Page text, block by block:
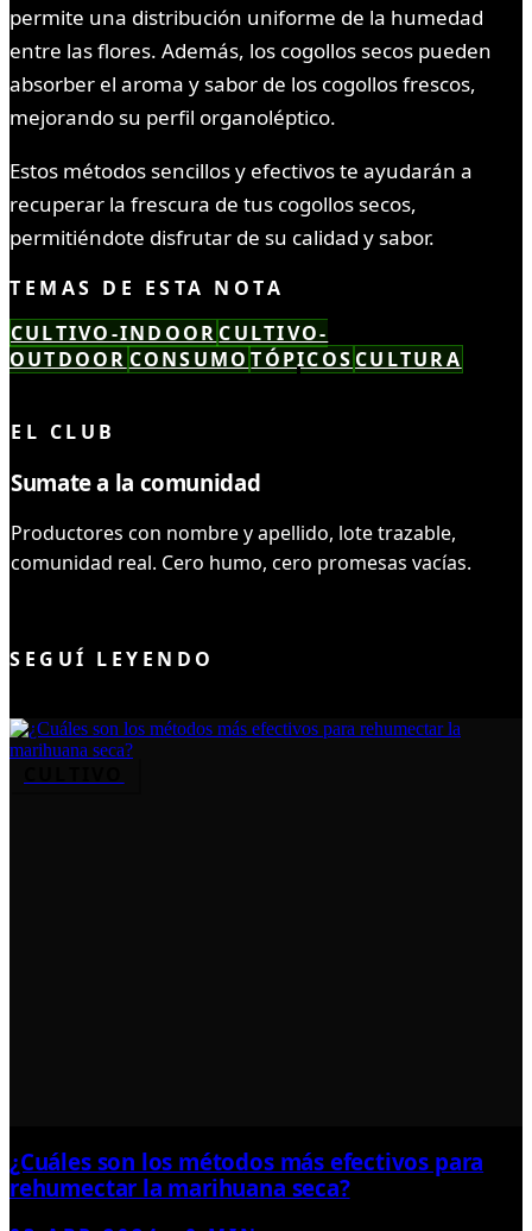
permite una distribución uniforme de la humedad
entre las flores. Además, los cogollos secos pueden
absorber el aroma y sabor de los cogollos frescos,
mejorando su perfil organoléptico.
Estos métodos sencillos y efectivos te ayudarán a
recuperar la frescura de tus cogollos secos,
permitiéndote disfrutar de su calidad y sabor.
TEMAS DE ESTA NOTA
CULTIVO-INDOOR CULTIVO-
OUTDOOR CONSUMO TÓPICOS CULTURA
EL CLUB
Sumate a la comunidad
Productores con nombre y apellido, lote trazable,
comunidad real. Cero humo, cero promesas vacías.
SEGUÍ LEYENDO
¿Cuáles son los métodos más efectivos para
rehumectar la marihuana seca?